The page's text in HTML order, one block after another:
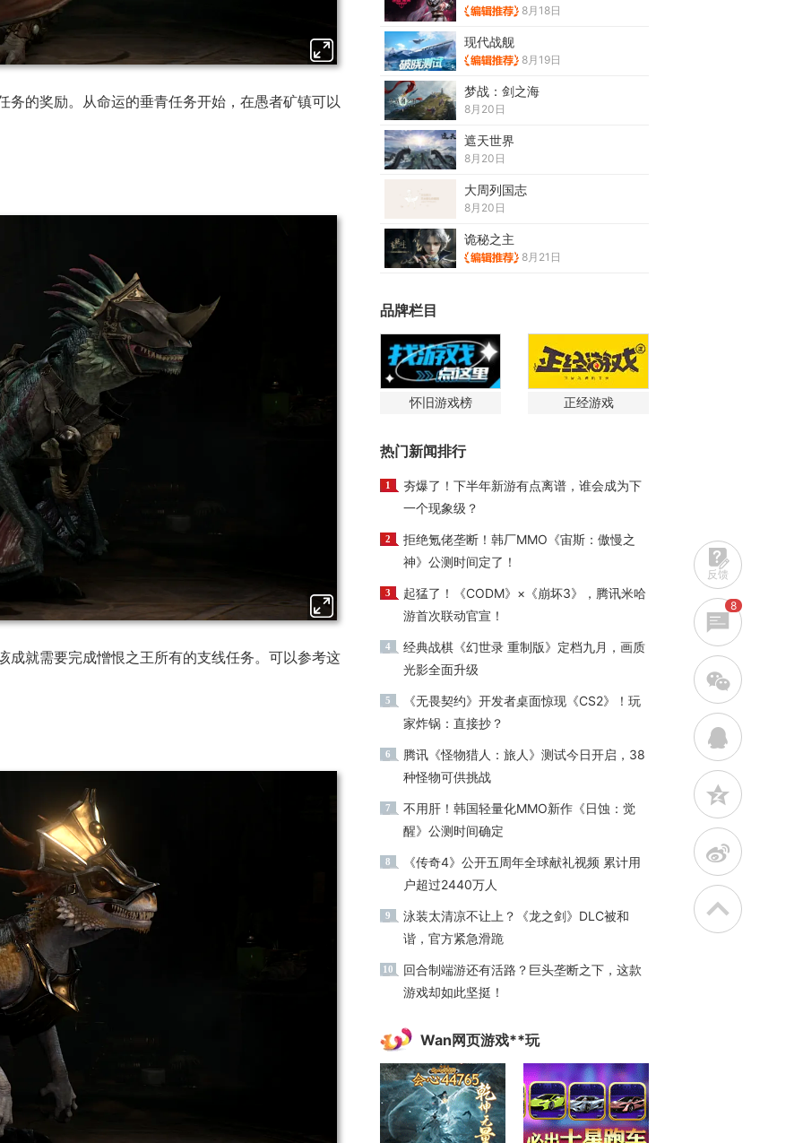
务的奖励。从命运的垂青任务开始，在愚者矿镇可以
成就需要完成憎恨之王所有的支线任务。可以参考这
8月18日
现代战舰
8月19日
梦战：剑之海
8月20日
遮天世界
8月20日
大周列国志
8月20日
诡秘之主
8月21日
品牌栏目
怀旧游戏榜 正经游戏
热门新闻排行
1
夯爆了！下半年新游有点离谱，谁会成为下
一个现象级？
2
拒绝氪佬垄断！韩厂MMO《宙斯：傲慢之
神》公测时间定了！
3
起猛了！《CODM》×《崩坏3》，腾讯米哈
游首次联动官宣！
4
经典战棋《幻世录 重制版》定档九月，画质
光影全面升级
5
《无畏契约》开发者桌面惊现《CS2》！玩
家炸锅：直接抄？
6
腾讯《怪物猎人：旅人》测试今日开启，38
种怪物可供挑战
7
不用肝！韩国轻量化MMO新作《日蚀：觉
醒》公测时间确定
8
《传奇4》公开五周年全球献礼视频 累计用
户超过2440万人
9
泳装太清凉不让上？《龙之剑》DLC被和
谐，官方紧急滑跪
10
回合制端游还有活路？巨头垄断之下，这款
游戏却如此坚挺！
Wan网页游戏**玩
反馈
8
w
q
z
t